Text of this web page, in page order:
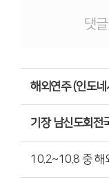
댓
해외연주 (인도네
기장 남신도회전
10.2~10.8 중 해